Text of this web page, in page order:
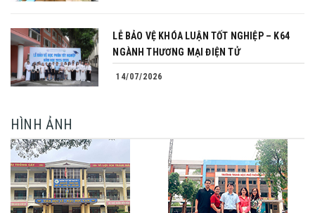
LỄ BẢO VỆ KHÓA LUẬN TỐT NGHIỆP – K64
NGÀNH THƯƠNG MẠI ĐIỆN TỬ
14/07/2026
HÌNH ẢNH